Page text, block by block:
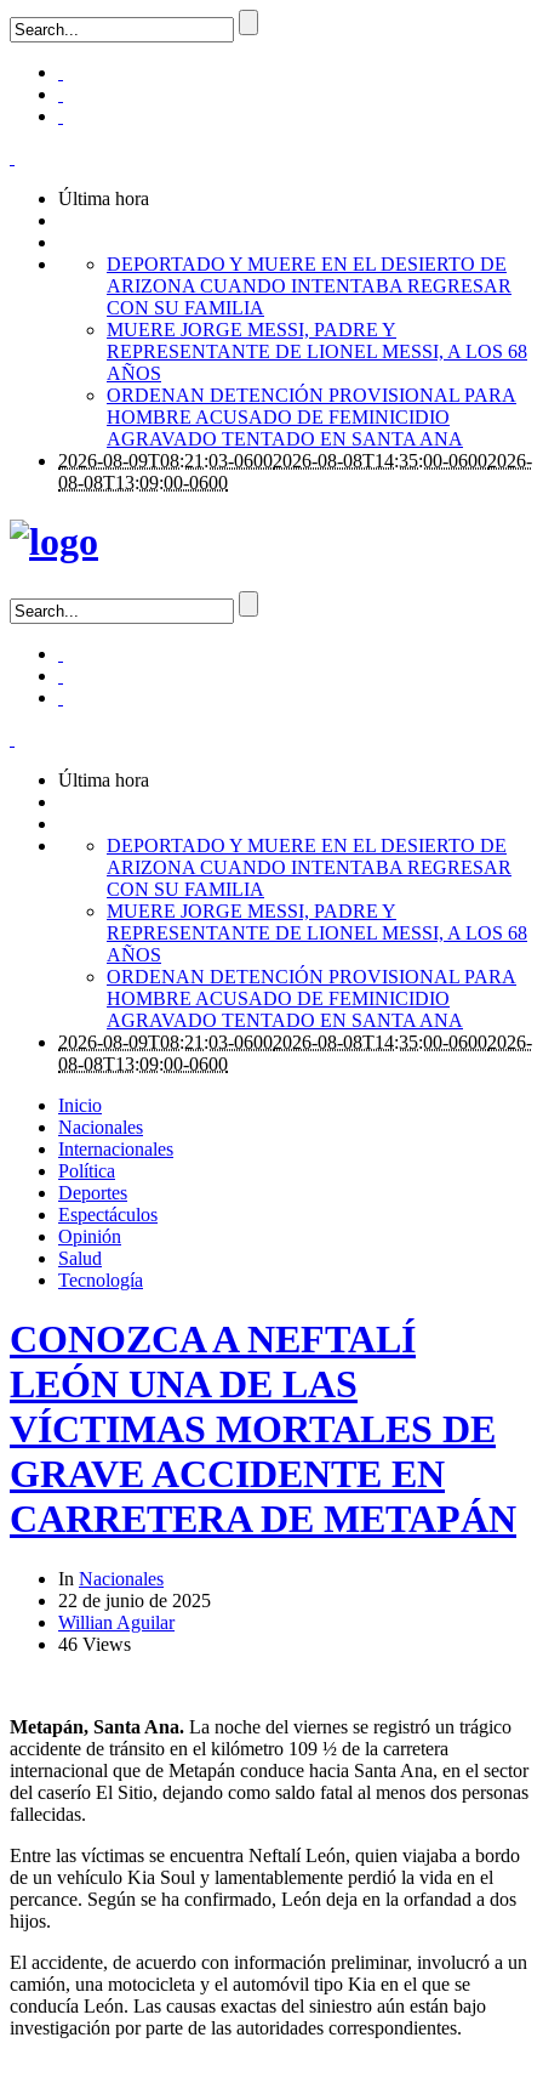
Última hora
DEPORTADO Y MUERE EN EL DESIERTO DE
ARIZONA CUANDO INTENTABA REGRESAR
CON SU FAMILIA
MUERE JORGE MESSI, PADRE Y
REPRESENTANTE DE LIONEL MESSI, A LOS 68
AÑOS
ORDENAN DETENCIÓN PROVISIONAL PARA
HOMBRE ACUSADO DE FEMINICIDIO
AGRAVADO TENTADO EN SANTA ANA
2026-08-09T08:21:03-06002026-08-08T14:35:00-06002026-
08-08T13:09:00-0600
Última hora
DEPORTADO Y MUERE EN EL DESIERTO DE
ARIZONA CUANDO INTENTABA REGRESAR
CON SU FAMILIA
MUERE JORGE MESSI, PADRE Y
REPRESENTANTE DE LIONEL MESSI, A LOS 68
AÑOS
ORDENAN DETENCIÓN PROVISIONAL PARA
HOMBRE ACUSADO DE FEMINICIDIO
AGRAVADO TENTADO EN SANTA ANA
2026-08-09T08:21:03-06002026-08-08T14:35:00-06002026-
08-08T13:09:00-0600
Inicio
Nacionales
Internacionales
Política
Deportes
Espectáculos
Opinión
Salud
Tecnología
CONOZCA A NEFTALÍ
LEÓN UNA DE LAS
VÍCTIMAS MORTALES DE
GRAVE ACCIDENTE EN
CARRETERA DE METAPÁN
In Nacionales
22 de junio de 2025
Willian Aguilar
46 Views
Metapán, Santa Ana. La noche del viernes se registró un trágico
accidente de tránsito en el kilómetro 109 ½ de la carretera
internacional que de Metapán conduce hacia Santa Ana, en el sector
del caserío El Sitio, dejando como saldo fatal al menos dos personas
fallecidas.
Entre las víctimas se encuentra Neftalí León, quien viajaba a bordo
de un vehículo Kia Soul y lamentablemente perdió la vida en el
percance. Según se ha confirmado, León deja en la orfandad a dos
hijos.
El accidente, de acuerdo con información preliminar, involucró a un
camión, una motocicleta y el automóvil tipo Kia en el que se
conducía León. Las causas exactas del siniestro aún están bajo
investigación por parte de las autoridades correspondientes.